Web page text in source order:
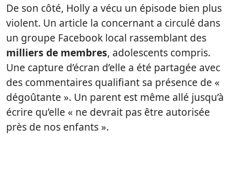
De son côté, Holly a vécu un épisode bien plus
violent. Un article la concernant a circulé dans
un groupe Facebook local rassemblant des
milliers de membres, adolescents compris.
Une capture d’écran d’elle a été partagée avec
des commentaires qualifiant sa présence de «
dégoûtante ». Un parent est même allé jusqu’à
écrire qu’elle « ne devrait pas être autorisée
près de nos enfants ».